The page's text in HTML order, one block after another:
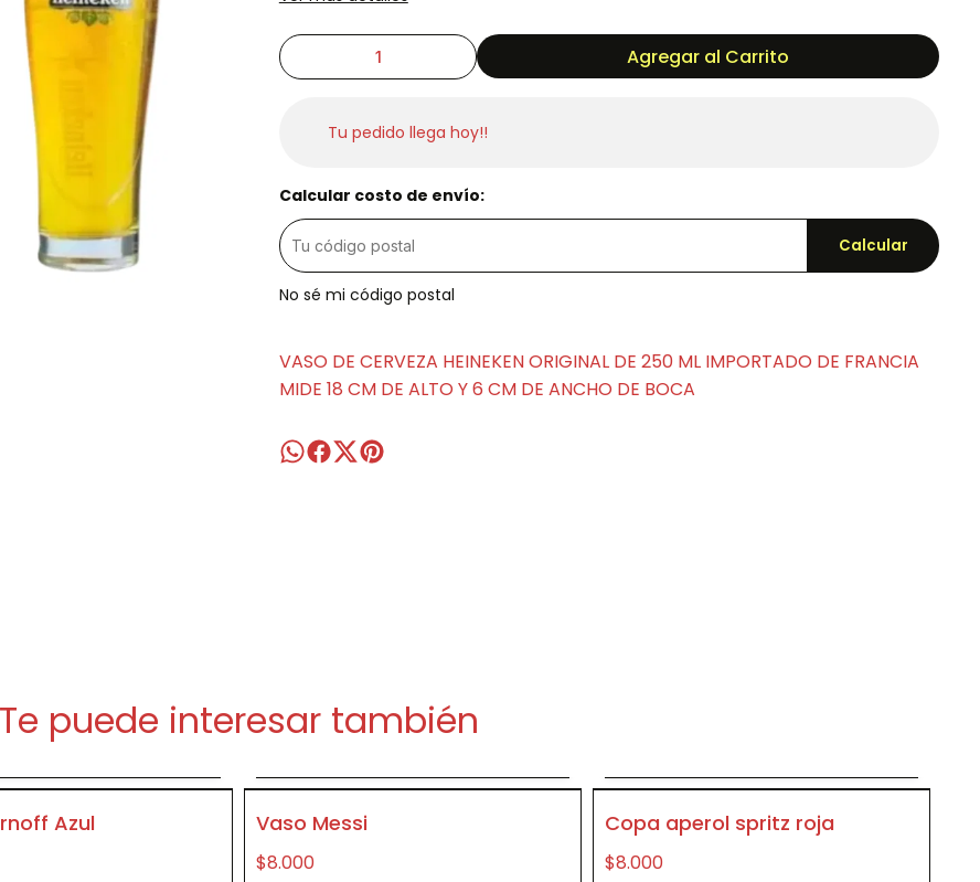
Agregar al Carrito
Tu pedido llega hoy!!
Calcular costo de envío:
Calcular
No sé mi código postal
VASO DE CERVEZA HEINEKEN ORIGINAL DE 250 ML IMPORTADO DE FRANCIA
MIDE 18 CM DE ALTO Y 6 CM DE ANCHO DE BOCA
Te puede interesar también
Azul Vaso Messi
$8.000
Copa aperol spritz roja
$8.000